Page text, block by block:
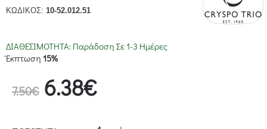
ΚΩΔΙΚΟΣ: 10-52.012.51
ΔΙΑΘΕΣΙΜΟΤΗΤΑ: Παράδοση Σε 1-3 Ημέρες
Έκπτωση 15%
7.50€ 6.38€